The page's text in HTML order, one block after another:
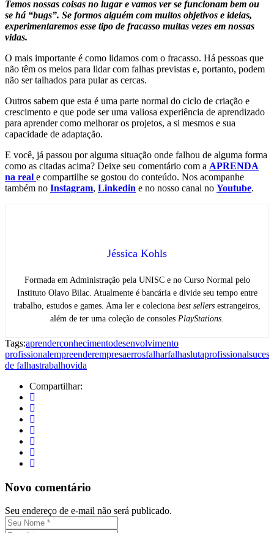
Temos nossas coisas no lugar e vamos ver se funcionam bem ou
se há “bugs”. Se formos alguém com muitos objetivos e ideias,
experimentaremos esse tipo de fracasso muitas vezes em nossas
vidas.
O mais importante é como lidamos com o fracasso. Há pessoas que
não têm os meios para lidar com falhas previstas e, portanto, podem
não ser talhados para pular as cercas.
Outros sabem que esta é uma parte normal do ciclo de criação e
crescimento e que pode ser uma valiosa experiência de aprendizado
para aprender como melhorar os projetos, a si mesmos e sua
capacidade de adaptação.
E você, já passou por alguma situação onde falhou de alguma forma
como as citadas acima? Deixe seu comentário com a APRENDA
na real e compartilhe se gostou do conteúdo. Nos acompanhe
também no Instagram, Linkedin e no nosso canal no Youtube.
Jéssica Kohls
Formada em Administração pela UNISC e no Curso Normal pelo
Instituto Olavo Bilac. Atualmente é bancária e divide seu tempo entre
trabalho, estudos e games. Ama ler e coleciona best sellers estrangeiros,
além de ter uma coleção de consoles PlayStations
Tags:aprenderconhecimentodesenvolvimento
profissionalempreenderempresaerrosfalharfalhaslutaprofissional
de falhastrabalhovida
Compartilhar:
Novo comentário
Seu endereço de e-mail não será publicado.